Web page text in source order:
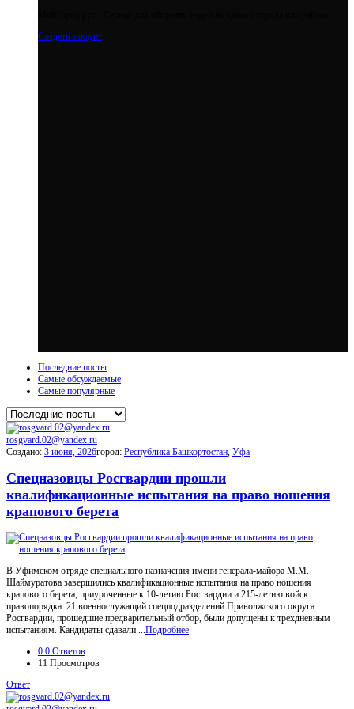
Создать аккаунт
Последние посты
Самые обсуждаемые
Самые популярные
rosgvard.02@yandex.ru
Создано: 3 июня, 2026город: Республика Башкортостан, Уфа
Спецназовцы Росгвардии прошли
квалификационные испытания на право ношения
крапового берета
В Уфимском отряде специального назначения имени генерала-майора М.М.
Шаймуратова завершились квалификационные испытания на право ношения
крапового берета, приуроченные к 10-летию Росгвардии и 215-летию войск
правопорядка. 21 военнослужащий спецподразделений Приволжского округа
Росгвардии, прошедшие предварительный отбор, были допущены к трехдневным
испытаниям. Кандидаты сдавали ...Подробнее
0 0 Ответов
11 Просмотров
Ответ